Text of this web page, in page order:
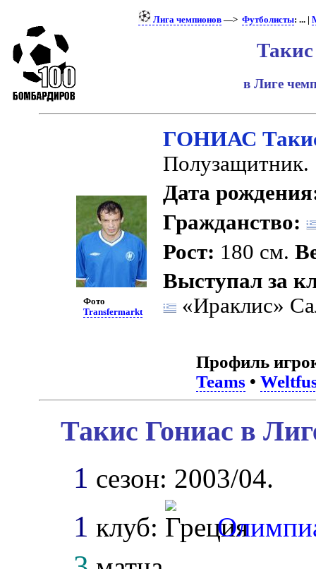
Лига чемпионов—> Футболисты: ... |
в Лиге
Фото
Transfermarkt
ГОНИАС
Полузащитник.
Дата
Гражданство:
Рост: 180 см.
Выступал за
«Ираклис»
Профиль
Teams •
Такис Гониас в
1 сезон: 2003/04.
1 клуб: